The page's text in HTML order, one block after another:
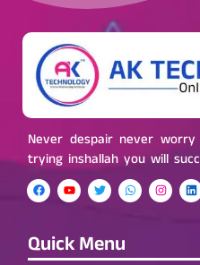
Never despair never
trying inshallah you will
Quick Menu